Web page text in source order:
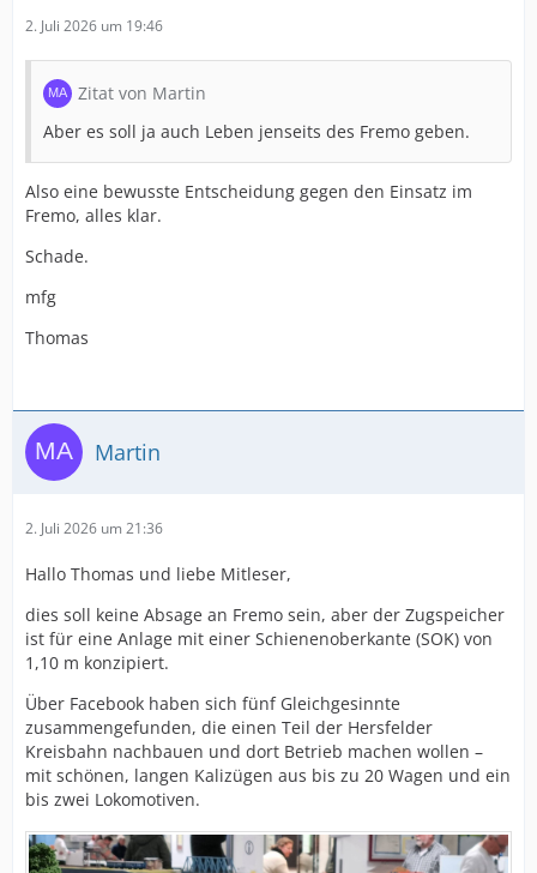
2. Juli 2026 um 19:46
Zitat von Martin
Aber es soll ja auch Leben jenseits des Fremo geben.
Also eine bewusste Entscheidung gegen den Einsatz im
Fremo, alles klar.
Schade.
mfg
Thomas
Martin
2. Juli 2026 um 21:36
Hallo Thomas und liebe Mitleser,
dies soll keine Absage an Fremo sein, aber der Zugspeicher
ist für eine Anlage mit einer Schienenoberkante (SOK) von
1,10 m konzipiert.
Über Facebook haben sich fünf Gleichgesinnte
zusammengefunden, die einen Teil der Hersfelder
Kreisbahn nachbauen und dort Betrieb machen wollen –
mit schönen, langen Kalizügen aus bis zu 20 Wagen und ein
bis zwei Lokomotiven.